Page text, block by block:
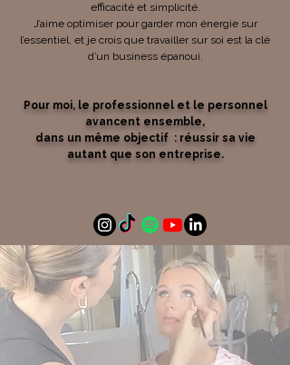
efficacité et simplicité.
J’aime optimiser pour garder mon énergie sur
l’essentiel, et je crois que travailler sur soi est la clé
d’un business épanoui.
Pour moi, le professionnel et le personnel
avancent ensemble,
dans un même objectif : réussir sa vie
autant que son entreprise.